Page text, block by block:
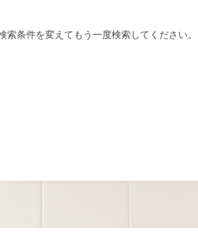
条件を変えてもう一度検索してください。